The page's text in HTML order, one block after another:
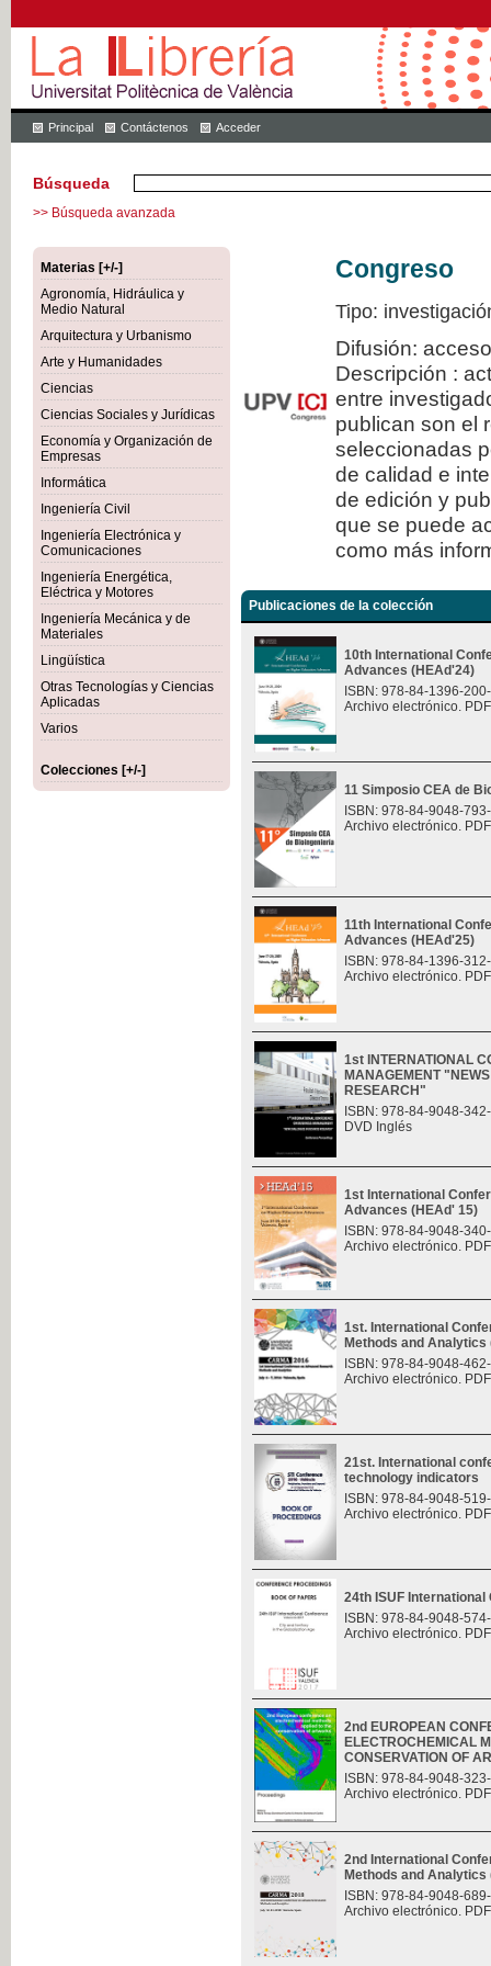
Principal Contáctenos Acceder
Búsqueda
>> Búsqueda avanzada
Materias [+/-]
Agronomía, Hidráulica y
Medio Natural
Arquitectura y Urbanismo
Arte y Humanidades
Ciencias
Ciencias Sociales y Jurídicas
Economía y Organización de
Empresas
Informática
Ingeniería Civil
Ingeniería Electrónica y
Comunicaciones
Ingeniería Energética,
Eléctrica y Motores
Ingeniería Mecánica y de
Materiales
Lingüística
Otras Tecnologías y Ciencias
Aplicadas
Varios
Colecciones [+/-]
Congreso
Tipo:
Difusión:
Descripción :
entre
publican son el
seleccionadas
de calidad e
de edición y
que se puede
como más
Publicaciones de la colección
10th International
Advances (HEAd'24)
ISBN: 978-84-1396-
Archivo electrónico.
11 Simposio CEA de
ISBN: 978-84-9048-
Archivo electrónico.
11th International
Advances (HEAd'25)
ISBN: 978-84-1396-
Archivo electrónico.
1st INTERNATIONAL
MANAGEMENT
RESEARCH"
ISBN: 978-84-9048-
DVD Inglés
1st International
Advances (HEAd' 15)
ISBN: 978-84-9048-
Archivo electrónico.
1st. International
Methods and Analytics
ISBN: 978-84-9048-
Archivo electrónico.
21st. International
technology indicators
ISBN: 978-84-9048-
Archivo electrónico.
24th ISUF
ISBN: 978-84-9048-
Archivo electrónico.
2nd EUROPEAN
ELECTROCHEMICAL
CONSERVATION OF
ISBN: 978-84-9048-
Archivo electrónico.
2nd International
Methods and Analytics
ISBN: 978-84-9048-
Archivo electrónico.